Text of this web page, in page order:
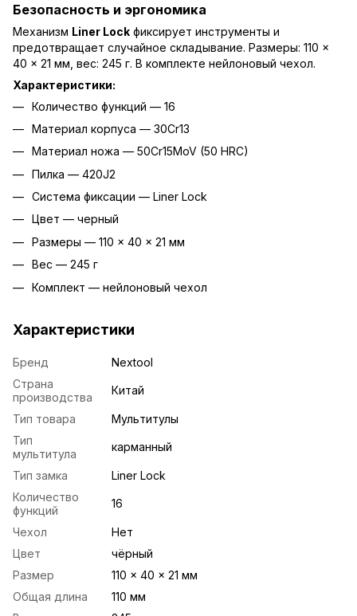
Безопасность и эргономика
Механизм Liner Lock фиксирует инструменты и
предотвращает случайное складывание. Размеры: 110 ×
40 × 21 мм, вес: 245 г. В комплекте нейлоновый чехол.
Характеристики:
Количество функций — 16
Материал корпуса — 30Cr13
Материал ножа — 50Cr15MoV (50 HRC)
Пилка — 420J2
Система фиксации — Liner Lock
Цвет — черный
Размеры — 110 × 40 × 21 мм
Вес — 245 г
Комплект — нейлоновый чехол
Характеристики
Бренд
Nextool
Страна
производства
Китай
Тип товара
Мультитулы
Тип
мультитула
карманный
Тип замка
Liner Lock
Количество
функций
16
Чехол
Нет
Цвет
чёрный
Размер
110 × 40 × 21 мм
Общая длина
110 мм